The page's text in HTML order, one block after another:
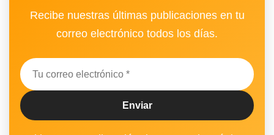
Recibe nuestras últimas publicaciones en tu
correo electrónico todos los días.